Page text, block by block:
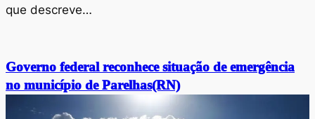
que descreve…
Governo federal reconhece situação de emergência
no município de Parelhas(RN)